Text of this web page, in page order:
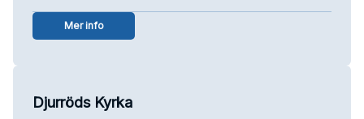
Mer info
Djurröds Kyrka